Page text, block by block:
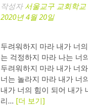
작성자 서울교구 교회학교
2020년 4월 20일
두려워하지 마라 내가 너
는 걱정하지 마라 나는 너
두려워하지 마라 내가 너
너는 놀라지 마라 내가 너
내가 너의 힘이 되어 내가
리… [더 보기]